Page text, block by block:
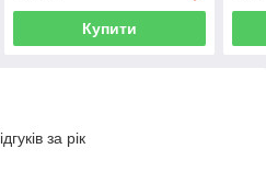
Купити
за рік